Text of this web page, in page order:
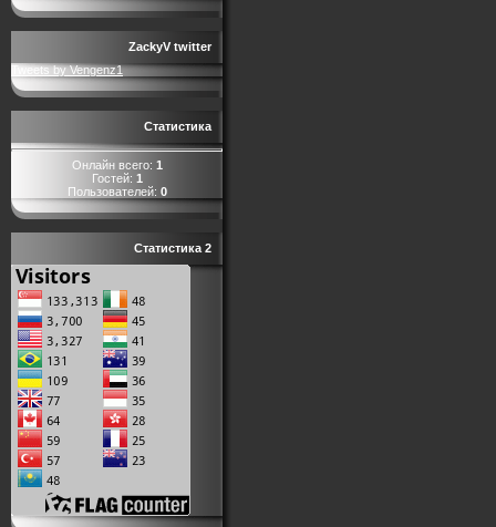
ZackyV twitter
Tweets by Vengenz1
Статистика
Онлайн всего: 1
Гостей: 1
Пользователей: 0
Статистика 2